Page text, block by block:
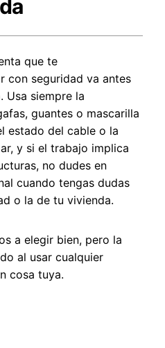
que te
con seguridad va antes
Usa siempre la
guantes o mascarilla
estado del cable o la
y si el trabajo implica
no dudes en
cuando tengas dudas
o la de tu vivienda.
a elegir bien, pero la
al usar cualquier
cosa tuya.